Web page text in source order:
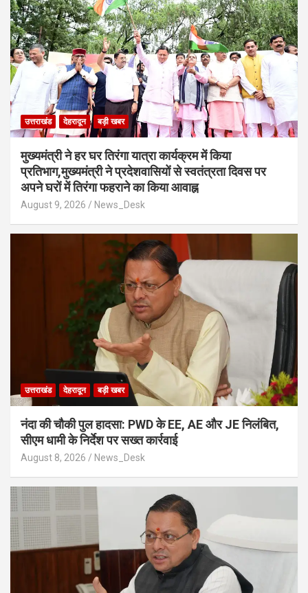
उत्तराखंड देहरादून बड़ी खबर
मुख्यमंत्री ने हर घर तिरंगा यात्रा कार्यक्रम में किया
प्रतिभाग,मुख्यमंत्री ने प्रदेशवासियों से स्वतंत्रता दिवस पर
अपने घरों में तिरंगा फहराने का किया आवाह्न
August 9, 2026 News_Desk
उत्तराखंड देहरादून बड़ी खबर
नंदा की चौकी पुल हादसा: PWD के EE, AE और JE निलंबित,
सीएम धामी के निर्देश पर सख्त कार्रवाई
August 8, 2026 News_Desk